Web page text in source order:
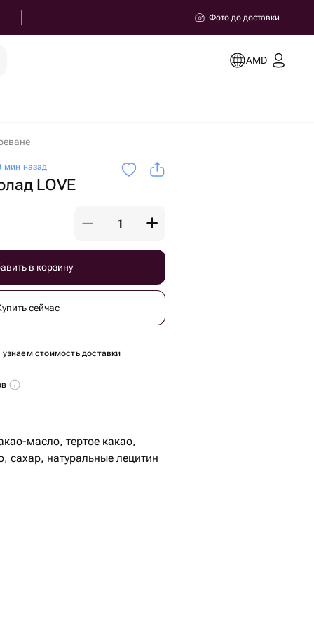
Фото до доставки
AMD
мин назад
LOVE
в корзину
сейчас
стоимость доставки
масло, тертое какао,
сахар, натуральные лецитин